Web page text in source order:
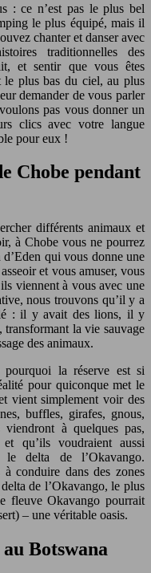
: ce n’est pas le plus bel
le plus équipé, mais il
chanter et danser avec
traditionnelles des
et sentir que vous êtes
le plus bas du ciel, au plus
demander de vous parler
pas vous donner un
clics avec votre langue
pour eux !
Chobe pendant
différents animaux et
à Chobe vous ne pourrez
qui vous donne une
et vous amuser, vous
viennent à vous avec une
nous trouvons qu’il y a
: il y avait des lions, il y
la vie sauvage
des animaux.
la réserve est si
pour quiconque met le
vient simplement voir des
buffles, girafes, gnous,
viendront à quelques pas,
qu’ils voudraient aussi
le delta de l’Okavango.
conduire dans des zones
de l’Okavango, le plus
fleuve Okavango pourrait
– une véritable oasis.
Botswana